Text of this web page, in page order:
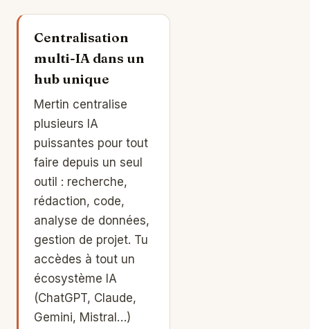
Centralisation
multi-IA dans un
hub unique
Mertin centralise
plusieurs IA
puissantes pour tout
faire depuis un seul
outil : recherche,
rédaction, code,
analyse de données,
gestion de projet. Tu
accèdes à tout un
écosystème IA
(ChatGPT, Claude,
Gemini, Mistral…)